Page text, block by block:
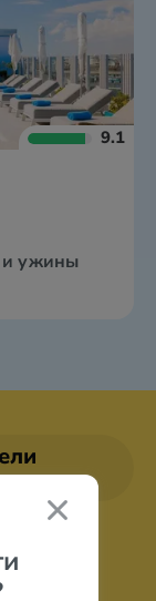
9.1
и ужины